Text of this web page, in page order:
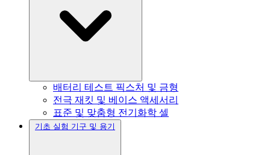
배터리 테스트 픽스처 및 금형
전극 재킷 및 베이스 액세서리
표준 및 맞춤형 전기화학 셀
기초 실험 기구 및 용기